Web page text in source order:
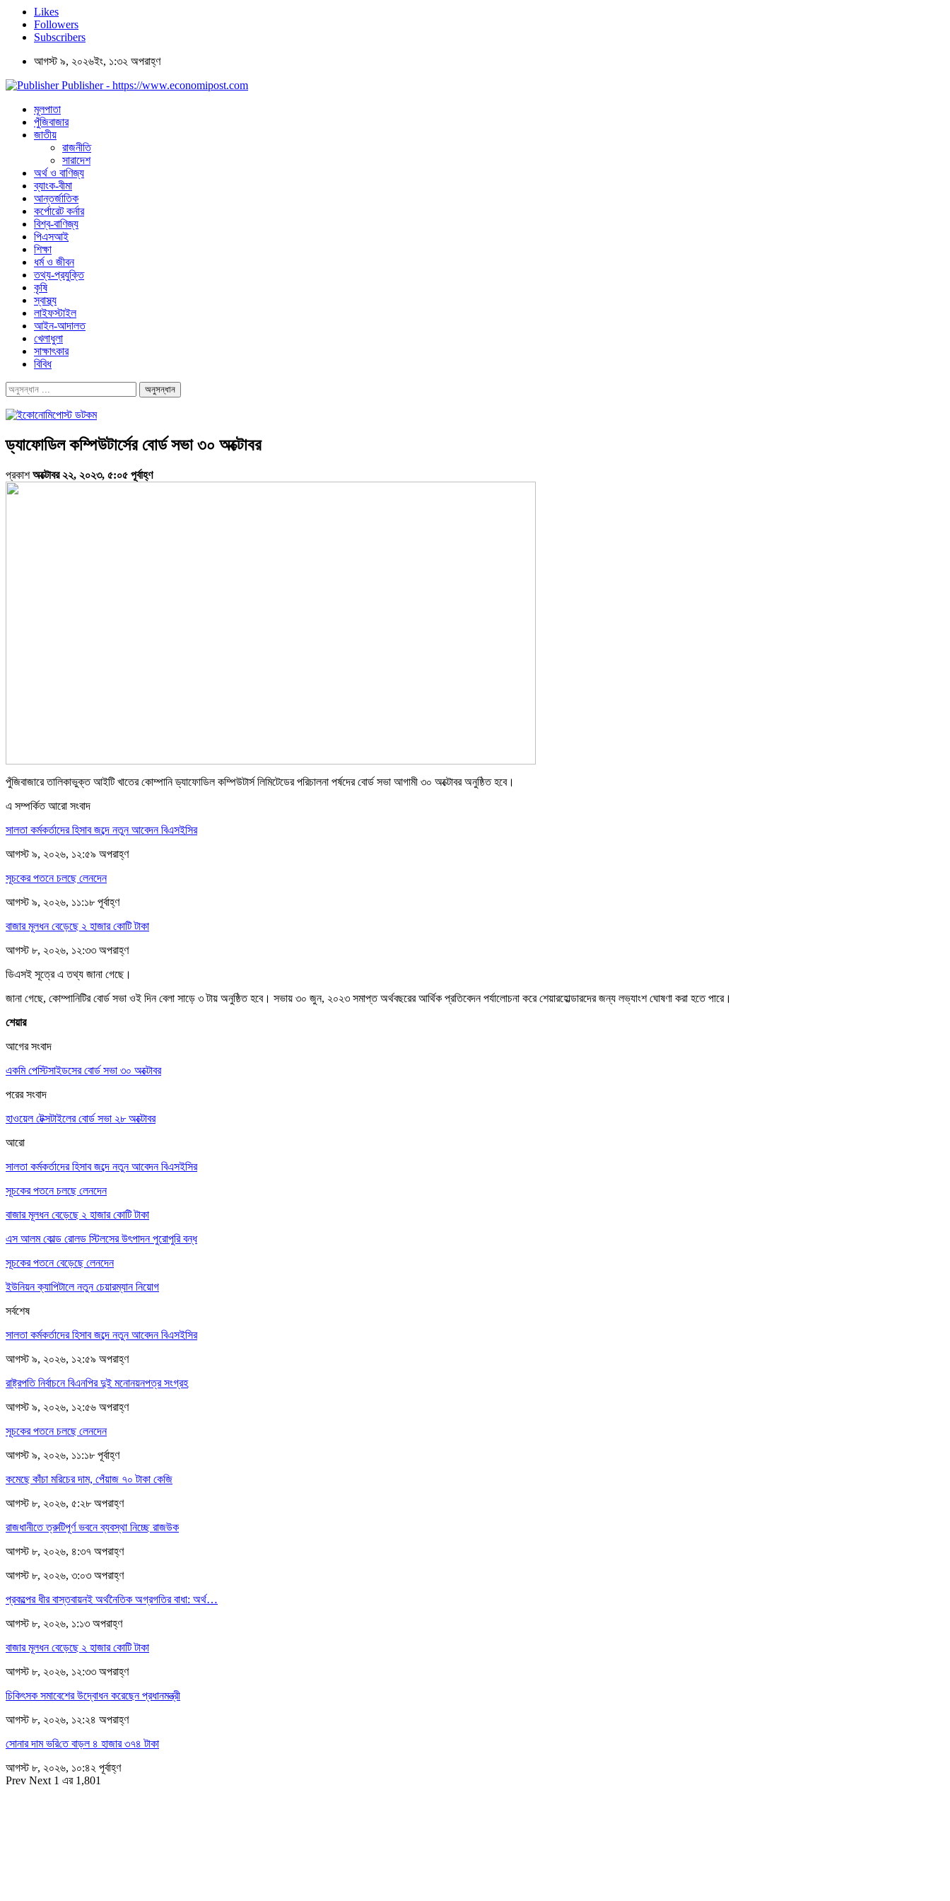
Likes
Followers
Subscribers
আগস্ট ৯, ২০২৬ইং, ১:৩২ অপরাহ্ণ
Publisher - https://www.economipost.com
মূলপাতা
পুঁজিবাজার
জাতীয়
রাজনীতি
সারাদেশ
অর্থ ও বাণিজ্য
ব্যাংক-বীমা
আন্তর্জাতিক
কর্পোরেট কর্নার
বিশ্ব-বাণিজ্য
পিএসআই
শিক্ষা
ধর্ম ও জীবন
তথ্য-প্রযুক্তি
কৃষি
স্বাস্থ্য
লাইফস্টাইল
আইন-আদালত
খেলাধুলা
সাক্ষাৎকার
বিবিধ
ড্যাফোডিল কম্পিউটার্সের বোর্ড সভা ৩০ অক্টোবর
প্রকাশঅক্টোবর ২২, ২০২৩, ৫:০৫ পূর্বাহ্ণ
পুঁজিবাজারে তালিকাভুক্ত আইটি খাতের কোম্পানি ড্যাফোডিল কম্পিউটার্স লিমিটেডের পরিচালনা পর্ষদের বোর্ড সভা আগামী ৩০ অক্টোবর অনুষ্ঠিত হবে।
এ সম্পর্কিত আরো সংবাদ
সালতা কর্মকর্তাদের হিসাব জব্দে নতুন আবেদন বিএসইসির
আগস্ট ৯, ২০২৬, ১২:৫৯ অপরাহ্ণ
সূচকের পতনে চলছে লেনদেন
আগস্ট ৯, ২০২৬, ১১:১৮ পূর্বাহ্ণ
বাজার মূলধন বেড়েছে ২ হাজার কোটি টাকা
আগস্ট ৮, ২০২৬, ১২:৩৩ অপরাহ্ণ
ডিএসই সূত্রে এ তথ্য জানা গেছে।
জানা গেছে, কোম্পানিটির বোর্ড সভা ওই দিন বেলা সাড়ে ৩ টায় অনুষ্ঠিত হবে। সভায় ৩০ জুন, ২০২৩ সমাপ্ত অর্থবছরের আর্থিক প্রতিবেদন পর্যালোচনা করে শেয়ারহোল্ডারদের জন্য লভ্যাংশ ঘোষণা করা হতে পারে।
শেয়ার
আগের সংবাদ
একমি পেস্টিসাইডসের বোর্ড সভা ৩০ অক্টোবর
পরের সংবাদ
হাওয়েল টেক্সটাইলের বোর্ড সভা ২৮ অক্টোবর
আরো
সালতা কর্মকর্তাদের হিসাব জব্দে নতুন আবেদন বিএসইসির
সূচকের পতনে চলছে লেনদেন
বাজার মূলধন বেড়েছে ২ হাজার কোটি টাকা
এস আলম কোল্ড রোলড স্টিলসের উৎপাদন পুরোপুরি বন্ধ
সূচকের পতনে বেড়েছে লেনদেন
ইউনিয়ন ক্যাপিটালে নতুন চেয়ারম্যান নিয়োগ
সর্বশেষ
সালতা কর্মকর্তাদের হিসাব জব্দে নতুন আবেদন বিএসইসির
আগস্ট ৯, ২০২৬, ১২:৫৯ অপরাহ্ণ
রাষ্ট্রপতি নির্বাচনে বিএনপির দুই মনোনয়নপত্র সংগ্রহ
আগস্ট ৯, ২০২৬, ১২:৫৬ অপরাহ্ণ
সূচকের পতনে চলছে লেনদেন
আগস্ট ৯, ২০২৬, ১১:১৮ পূর্বাহ্ণ
কমেছে কাঁচা মরিচের দাম, পেঁয়াজ ৭০ টাকা কেজি
আগস্ট ৮, ২০২৬, ৫:২৮ অপরাহ্ণ
রাজধানীতে ত্রুটিপূর্ণ ভবনে ব্যবস্থা নিচ্ছে রাজউক
আগস্ট ৮, ২০২৬, ৪:৩৭ অপরাহ্ণ
আগস্ট ৮, ২০২৬, ৩:০৩ অপরাহ্ণ
প্রকল্পের ধীর বাস্তবায়নই অর্থনৈতিক অগ্রগতির বাধা: অর্থ…
আগস্ট ৮, ২০২৬, ১:১৩ অপরাহ্ণ
বাজার মূলধন বেড়েছে ২ হাজার কোটি টাকা
আগস্ট ৮, ২০২৬, ১২:৩৩ অপরাহ্ণ
চিকিৎসক সমাবেশের উদ্বোধন করেছেন প্রধানমন্ত্রী
আগস্ট ৮, ২০২৬, ১২:২৪ অপরাহ্ণ
সোনার দাম ভ‌রি‌তে বাড়ল ৪ হাজার ৩৭৪ টাকা
আগস্ট ৮, ২০২৬, ১০:৪২ পূর্বাহ্ণ
Prev Next 1 এর 1,801